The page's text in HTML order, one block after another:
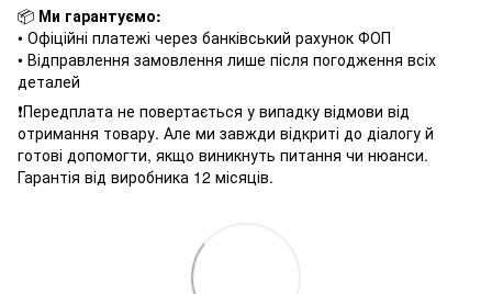
📦 Ми гарантуємо:
• Офіційні платежі через банківський рахунок ФОП
• Відправлення замовлення лише після погодження всіх
деталей
❗️Передплата не повертається у випадку відмови від
отримання товару. Але ми завжди відкриті до діалогу й
готові допомогти, якщо виникнуть питання чи нюанси.
Гарантія від виробника 12 місяців.